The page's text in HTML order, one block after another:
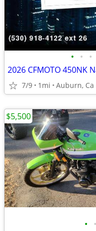
• • •
2026 CFMOTO 450NK
7/9 1mi Auburn, Ca
• •
$5,500